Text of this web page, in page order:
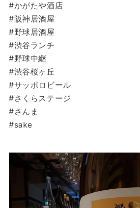
#かがたや酒店
#阪神居酒屋
#野球居酒屋
#渋谷ランチ
#野球中継
#渋谷桜ヶ丘
#サッポロビール
#さくらステージ
#さんま
#sake